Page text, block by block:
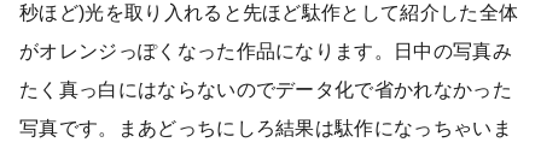
秒ほど)光を取り入れると先ほど駄作として紹介した全体
がオレンジっぽくなった作品になります。日中の写真み
たく真っ白にはならないのでデータ化で省かれなかった
写真です。まあどっちにしろ結果は駄作になっちゃいま